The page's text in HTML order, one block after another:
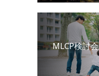
MLCP検討会